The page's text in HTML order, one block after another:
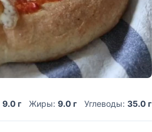
9.0 г Жиры: 9.0 г Углеводы: 35.0 г